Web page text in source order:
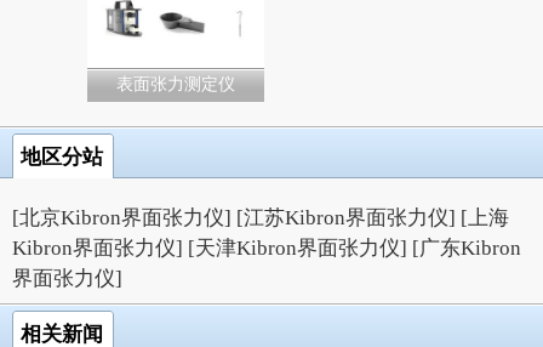
表面张力测定仪
地区分站
[北京Kibron界面张力仪] [江苏Kibron界面张力仪] [上海
Kibron界面张力仪] [天津Kibron界面张力仪] [广东Kibron
界面张力仪]
相关新闻